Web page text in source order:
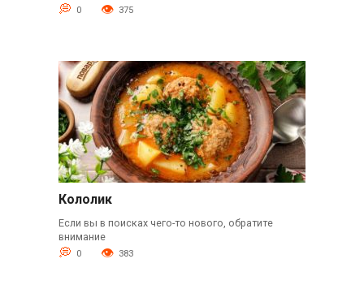
0 375
Кололик
Если вы в поисках чего-то нового, обратите
внимание
0 383